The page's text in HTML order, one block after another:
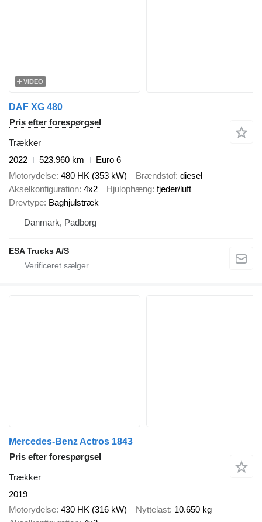
VIDEO
DAF XG 480
Pris efter forespørgsel
Trækker
2022
523.960 km
Euro 6
Motorydelse 480 HK (353 kW) Brændstof diesel
Akselkonfiguration 4x2 Hjulophæng fjeder/luft
Drevtype Baghjulstræk
Danmark, Padborg
ESA Trucks A/S
Mercedes-Benz Actros 1843
Pris efter forespørgsel
Trækker
2019
Motorydelse 430 HK (316 kW) Nyttelast 10.650 kg